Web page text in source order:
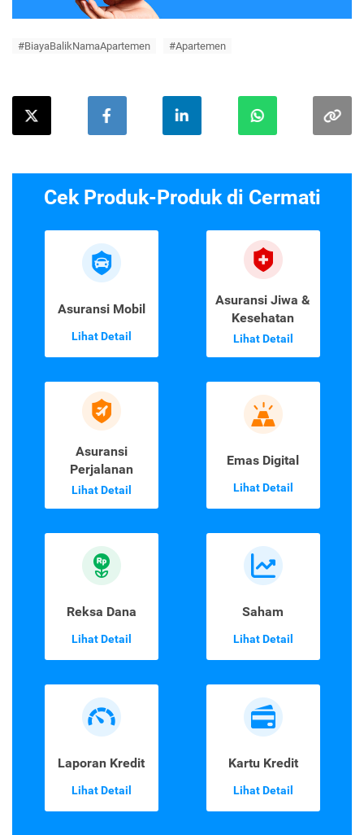
#BiayaBalikNamaApartemen #Apartemen
Cek Produk-Produk di Cermati
Asuransi Mobil
Lihat Detail
Asuransi Jiwa &
Kesehatan
Lihat Detail
Asuransi
Perjalanan
Lihat Detail
Emas Digital
Lihat Detail
Reksa Dana
Lihat Detail
Saham
Lihat Detail
Laporan Kredit
Lihat Detail
Kartu Kredit
Lihat Detail